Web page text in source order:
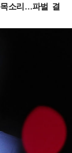
소리…파벌 결